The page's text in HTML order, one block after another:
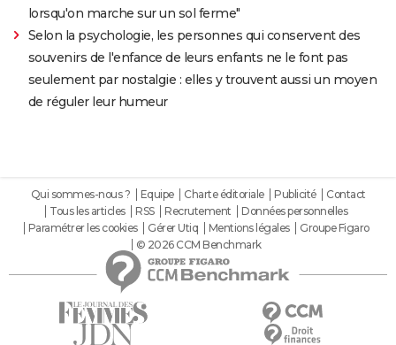
lorsqu'on marche sur un sol ferme"
Selon la psychologie, les personnes qui conservent des
souvenirs de l'enfance de leurs enfants ne le font pas
seulement par nostalgie : elles y trouvent aussi un moyen
de réguler leur humeur
Qui sommes-nous ? Equipe Charte éditoriale Publicité
Contact
Tous les articles
RSS Recrutement
Données personnelles
Paramétrer les cookies
Gérer Utiq Mentions légales
Groupe Figaro
© 2026 CCM Benchmark